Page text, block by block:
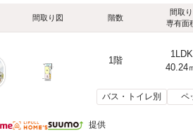
間取り図 階数
間取り
専有面
1階
1LDK
40.24
バス・トイレ別 ペ
提供